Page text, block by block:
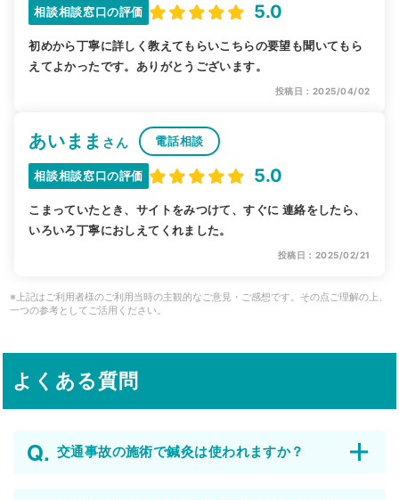
相談相談窓口の評価 5.0
初めから丁寧に詳しく教えてもらいこちらの要望も聞いてもら
えてよかったです。ありがとうございます。
投稿日：2025/04/02
あいまま さん 電話相談
相談相談窓口の評価 5.0
こまっていたとき、サイトをみつけて、すぐに 連絡をしたら、
いろいろ丁寧におしえてくれました。
投稿日：2025/02/21
※上記はご利用者様のご利用当時の主観的なご意見・ご感想です。その点ご理解の上、
一つの参考としてご活用ください。
よくある質問
交通事故の施術で鍼灸は使われますか？